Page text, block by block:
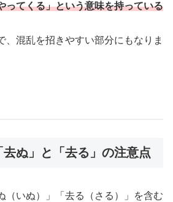
ってくる」という意味を持っている
、混乱を招きやすい部分にもなりま
ぬ」と「去る」の注意点
（いぬ）」「去る（さる）」を含む